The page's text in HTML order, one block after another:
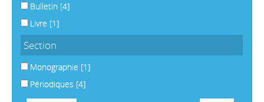
Bulletin [4]
Livre [1]
Section
Monographie [1]
Périodiques [4]